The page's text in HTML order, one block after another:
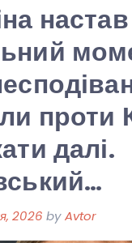
настав
проти
далі.
2026 byAvtor